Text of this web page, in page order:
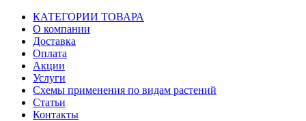
КАТЕГОРИИ ТОВАРА
О компании
Доставка
Оплата
Акции
Услуги
Схемы применения по видам растений
Статьи
Контакты